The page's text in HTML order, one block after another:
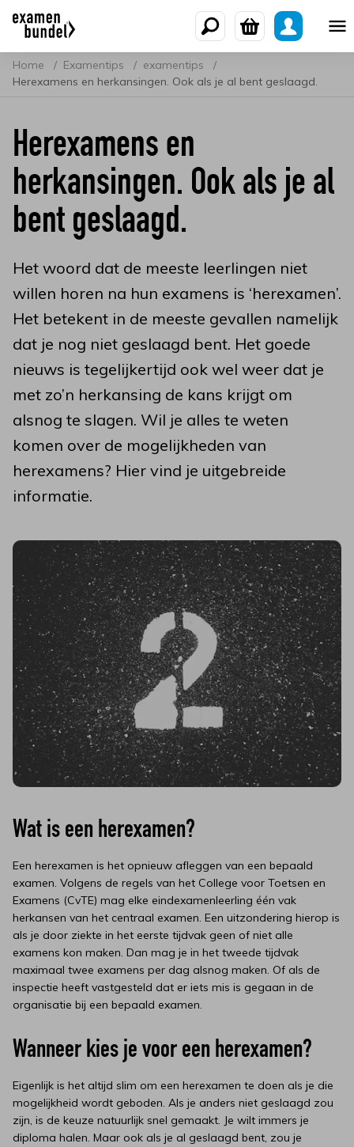
Home Examentips
examentips
Herexamens en herkansingen. Ook als je al bent geslaagd.
Herexamens en
herkansingen. Ook als je al
bent geslaagd.
Het woord dat de meeste leerlingen niet
willen horen na hun examens is ‘herexamen’.
Het betekent in de meeste gevallen namelijk
dat je nog niet geslaagd bent. Het goede
nieuws is tegelijkertijd ook wel weer dat je
met zo’n herkansing de kans krijgt om
alsnog te slagen. Wil je alles te weten
komen over de mogelijkheden van
herexamens? Hier vind je uitgebreide
informatie.
Wat is een herexamen?
Een herexamen is het opnieuw afleggen van een bepaald
examen. Volgens de regels van het College voor Toetsen en
Examens (CvTE) mag elke eindexamenleerling één vak
herkansen van het centraal examen. Een uitzondering hierop is
als je door ziekte in het eerste tijdvak geen of niet alle
examens kon maken. Dan mag je in het tweede tijdvak
maximaal twee examens per dag alsnog maken. Of als de
inspectie heeft vastgesteld dat er iets mis is gegaan in de
organisatie bij een bepaald examen.
Wanneer kies je voor een herexamen?
Eigenlijk is het altijd slim om een herexamen te doen als je die
mogelijkheid wordt geboden. Als je anders niet geslaagd zou
zijn, is de keuze natuurlijk snel gemaakt. Je wilt immers je
diploma halen. Maar ook als je al geslaagd bent, zou je